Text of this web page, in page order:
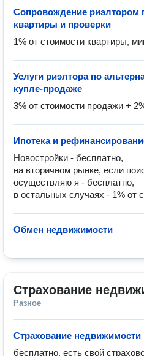
Сопровождение риэлтором
квартиры и проверки
1% от стоимости квартиры,
Услуги риэлтора по
купле-продаже
3% от стоимости продажи +
Ипотека и
Новостройки - бесплатно,
на вторичном рынке, если
осуществляю я - бесплатно,
в остальных случаях - 1% от
Обмен недвижимости
Страхование
Разное
Страхование недвижимости
бесплатно, есть свой